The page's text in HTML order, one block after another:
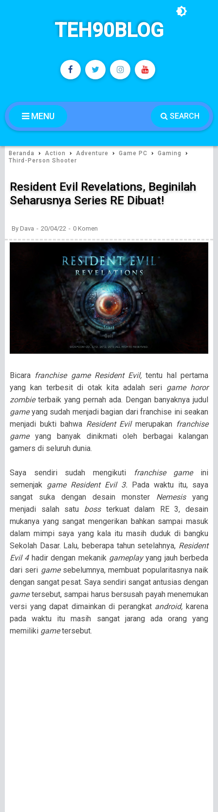
TEH90BLOG
SEARCH
MENU
Beranda › Action › Adventure › Game PC › Gaming ›
Third-Person Shooter
Resident Evil Revelations, Beginilah
Seharusnya Series RE Dibuat!
By Dava 20/04/22 0 Komen
Bicara franchise game Resident Evil, tentu hal pertama
yang kan terbesit di otak kita adalah seri game horor
zombie terbaik yang pernah ada. Dengan banyaknya judul
gameyang sudah menjadi bagian dari franchise ini seakan
menjadi bukti bahwa Resident Evilmerupakan franchise
game yang banyak dinikmati oleh berbagai kalangan
gamers di seluruh dunia.
Saya sendiri sudah mengikuti franchise gameini
semenjak game Resident Evil 3. Pada waktu itu, saya
sangat suka dengan desain monster Nemesis yang
menjadi salah satu bossterkuat dalam RE 3, desain
mukanya yang sangat mengerikan bahkan sampai masuk
dalam mimpi saya yang kala itu masih duduk di bangku
Sekolah Dasar. Lalu, beberapa tahun setelahnya, Resident
Evil 4hadir dengan mekanik gameplayyang jauh berbeda
dari seri game sebelumnya, membuat popularitasnya naik
dengan sangat pesat. Saya sendiri sangat antusias dengan
gametersebut, sampai harus bersusah payah menemukan
versi yang dapat dimainkan di perangkat android, karena
pada waktu itu masih sangat jarang ada orang yang
memiliki gametersebut.